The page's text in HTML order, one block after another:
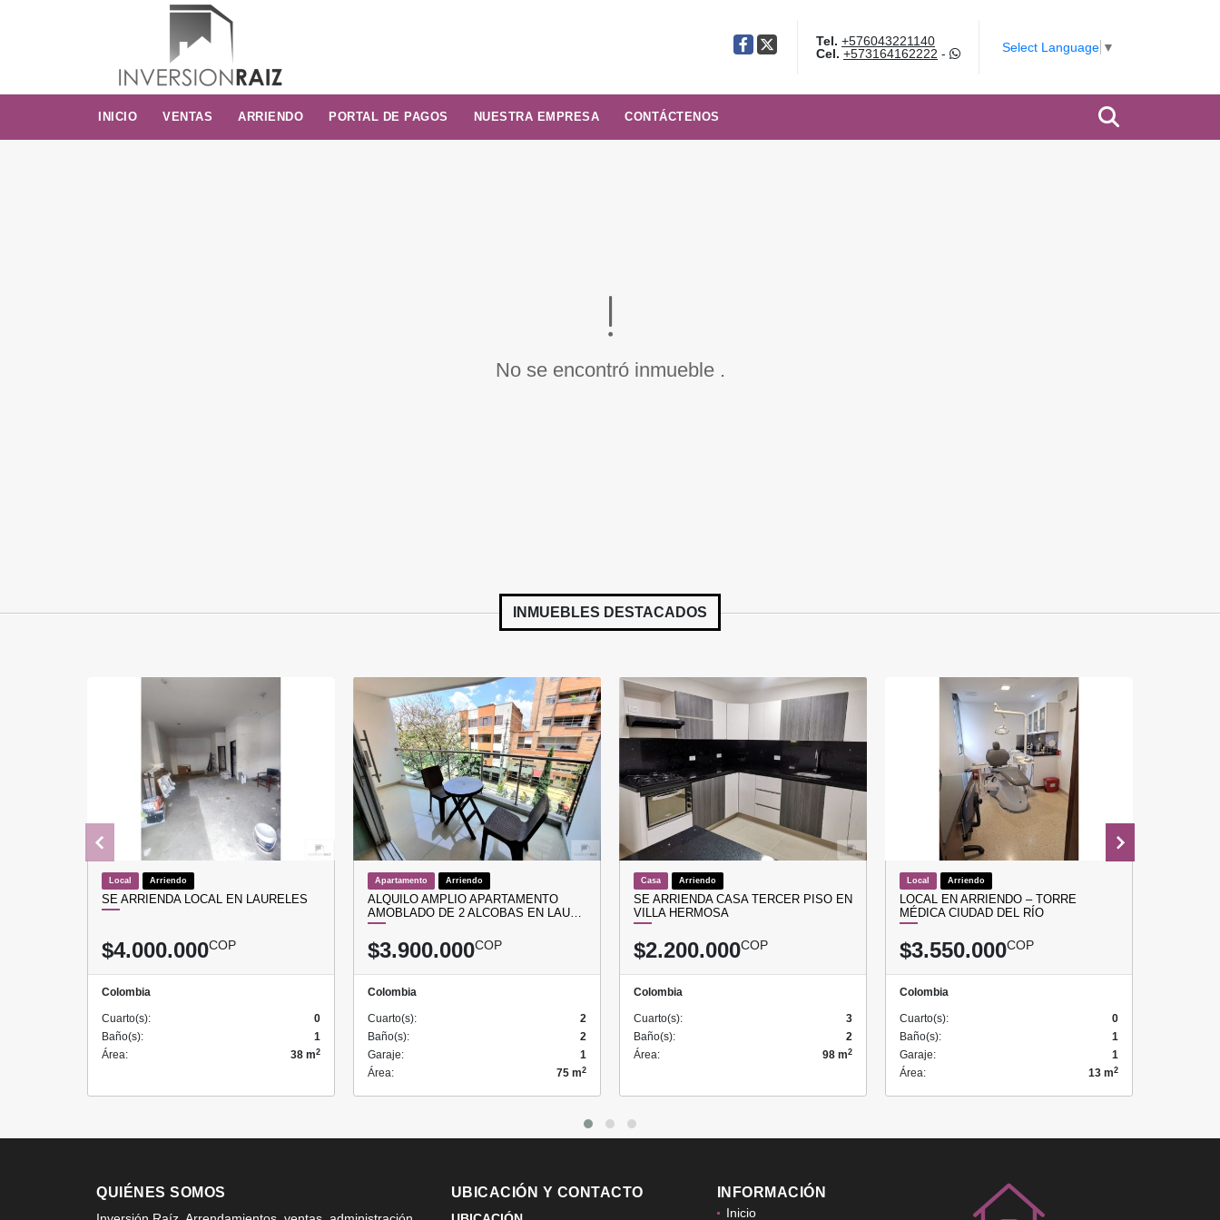
Facebook
X Tel. +576043221140
Cel. +573164162222 - Select Language ▼
INICIO VENTAS ARRIENDO PORTAL DE PAGOS NUESTRA EMPRESA CONTÁCTENOS
No se encontró inmueble .
INMUEBLES DESTACADOS
Local Arriendo
SE ARRIENDA LOCAL EN LAURELES
$4.000.000COP
Colombia
Cuarto(s):
0
Baño(s):
1
Área:
38 m2
Apartamento Arriendo
ALQUILO AMPLIO APARTAMENTO
AMOBLADO DE 2 ALCOBAS EN LAU…
$3.900.000COP
Colombia
Cuarto(s):
2
Baño(s):
2
Garaje:
1
Área:
75 m2
Casa Arriendo
SE ARRIENDA CASA TERCER PISO EN
VILLA HERMOSA
$2.200.000COP
Colombia
Cuarto(s):
3
Baño(s):
2
Área:
98 m2
Local Arriendo
LOCAL EN ARRIENDO – TORRE
MÉDICA CIUDAD DEL RÍO
$3.550.000COP
Colombia
Cuarto(s):
0
Baño(s):
1
Garaje:
1
Área:
13 m2
QUIÉNES SOMOS UBICACIÓN Y CONTACTO INFORMACIÓN
Inicio